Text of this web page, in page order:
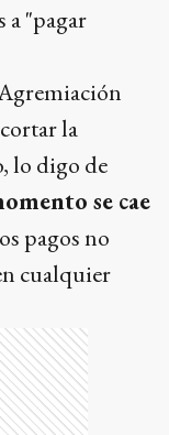
a "pagar
la
lo digo de
se cae
pagos no
cualquier